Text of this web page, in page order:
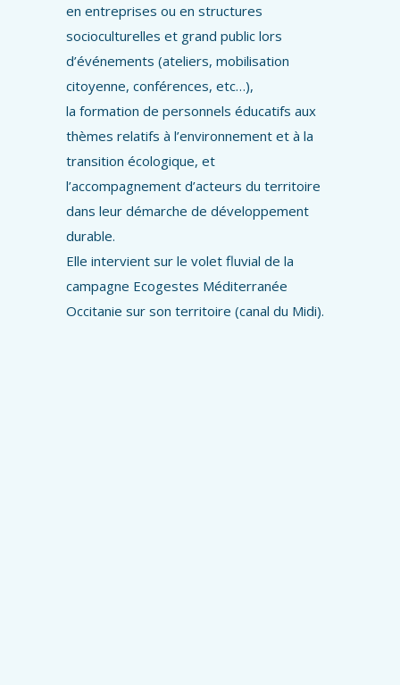
en entreprises ou en structures
socioculturelles et grand public lors
d’événements (ateliers, mobilisation
citoyenne, conférences, etc…),
la formation de personnels éducatifs aux
thèmes relatifs à l’environnement et à la
transition écologique, et
l’accompagnement d’acteurs du territoire
dans leur démarche de développement
durable.
Elle intervient sur le volet fluvial de la
campagne Ecogestes Méditerranée
Occitanie sur son territoire (canal du Midi).